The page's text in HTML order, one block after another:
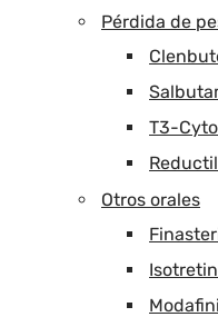
Pérdida de
T3-
Otros orales